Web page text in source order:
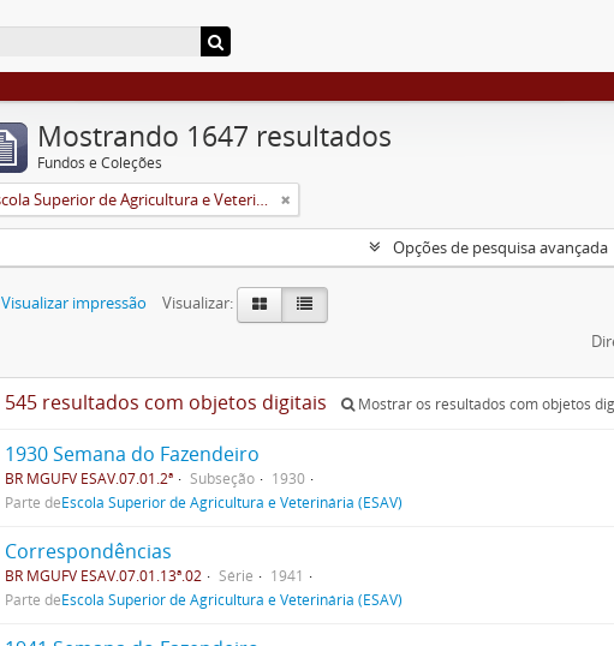
Mostrando 1647 resultados
Fundos e Coleções
Escola Superior de Agricultura e Veterinária (ESAV)
Opções de pesquisa avançada
Visualizar impressão
Visualizar:
545 resultados com objetos digitais Mostrar os resultados com objetos
1930 Semana do Fazendeiro
BR MGUFV ESAV.07.01.2ª Subseção
1930
Parte deEscola Superior de Agricultura e Veterinária (ESAV)
Correspondências
BR MGUFV ESAV.07.01.13ª.02 Série
1941
Parte deEscola Superior de Agricultura e Veterinária (ESAV)